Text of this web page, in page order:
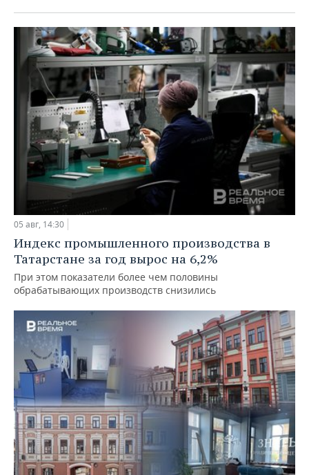
05 авг, 14:30
Индекс промышленного производства в
Татарстане за год вырос на 6,2%
При этом показатели более чем половины
обрабатывающих производств снизились